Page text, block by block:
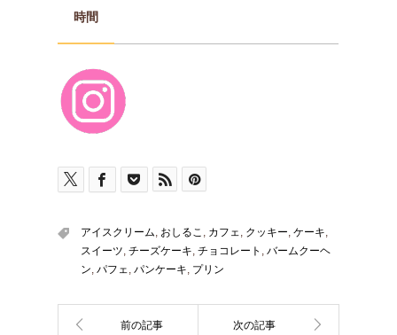
時間
アイスクリーム, おしるこ , カフェ, クッキー, ケーキ,
スイーツ, チーズケーキ, チョコレート , バームクーヘ
ン, パフェ, パンケーキ, プリン